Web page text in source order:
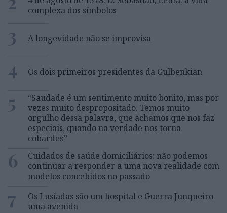
complexa dos símbolos
3 A longevidade não se improvisa
4 Os dois primeiros presidentes da Gulbenkian
5
“Saudade é um sentimento muito bonito, mas por
vezes muito despropositado. Temos muito
orgulho dessa palavra, que achamos que nos faz
especiais, quando na verdade nos torna
cobardes’’
6
Cuidados de saúde domiciliários: não podemos
continuar a responder a uma nova realidade com
modelos concebidos no passado
7
Os Lusíadas são um hospital e Guerra Junqueiro
uma avenida